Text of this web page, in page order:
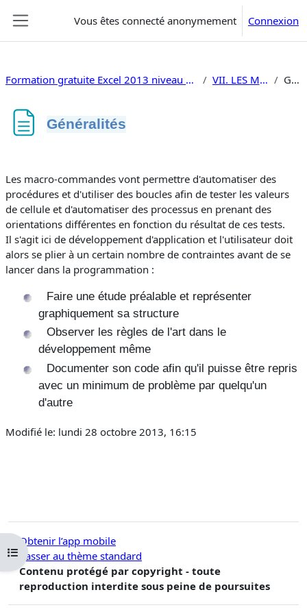
Vous êtes connecté anonymement Connexion
Ouvrir l’index du cours
Formation gratuite Excel 2013 niveau 2 tableaux croisés traitement de données, macros, vba VII. LES MACROCOMMANDES Généralités
Généralités
Les macro-commandes vont permettre d'automatiser des
procédures et d'utiliser des boucles afin de tester les valeurs
de cellule et d'automatiser des processus en prenant des
orientations différentes en fonction du résultat de ces tests.
Il s'agit ici de développement d'application et l'utilisateur doit
alors se plier à un certain nombre de contraintes avant de se
lancer dans la programmation :
Faire une étude préalable et représenter
graphiquement sa structure
Observer les règles de l'art dans le
développement même
Documenter son code afin qu'il puisse être repris
avec un minimum de problème par quelqu'un
d'autre
Modifié le: lundi 28 octobre 2013, 16:15
Obtenir l’app mobile
Passer au thème standard
Contenu protégé par copyright - toute
reproduction interdite sous peine de poursuites